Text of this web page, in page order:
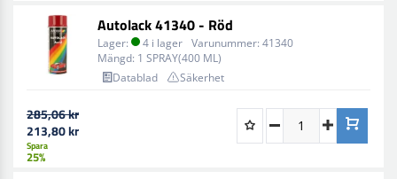
Autolack 41340 - Röd
Lager: 4 i lager Varunummer: 41340
Mängd: 1 SPRAY(400 ML)
Datablad
Säkerhet
285,06 kr
213,80 kr
Spara
25%